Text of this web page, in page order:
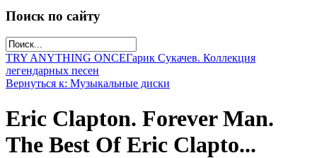
Поиск по сайту
TRY ANYTHING ONCEГарик Сукачев. Коллекция
легендарных песен
Вернуться к: Музыкальные диски
Eric Clapton. Forever Man.
The Best Of Eric Clapto...